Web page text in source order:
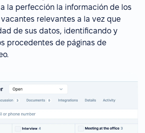
la perfección la información de los
relevantes a la vez que
de sus datos, identificando y
procedentes de páginas de